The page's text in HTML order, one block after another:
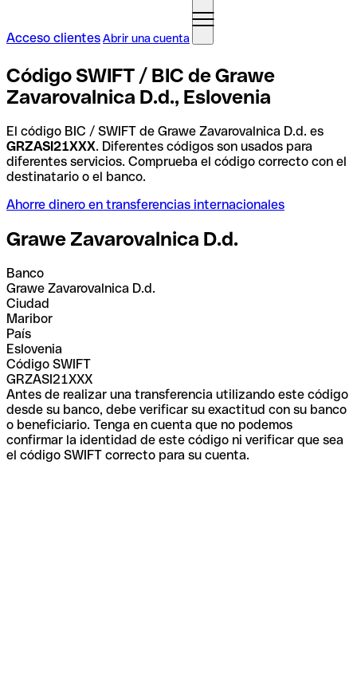
Acceso clientesAbrir una cuenta
Código SWIFT / BIC de Grawe
Zavarovalnica D.d., Eslovenia
El código BIC / SWIFT de Grawe Zavarovalnica D.d. es
GRZASI21XXX. Diferentes códigos son usados para
diferentes servicios. Comprueba el código correcto con el
destinatario o el banco.
Ahorre dinero en transferencias internacionales
Grawe Zavarovalnica D.d.
Banco
Grawe Zavarovalnica D.d.
Ciudad
Maribor
País
Eslovenia
Código SWIFT
GRZASI21XXX
Antes de realizar una transferencia utilizando este código
desde su banco, debe verificar su exactitud con su banco
o beneficiario. Tenga en cuenta que no podemos
confirmar la identidad de este código ni verificar que sea
el código SWIFT correcto para su cuenta.